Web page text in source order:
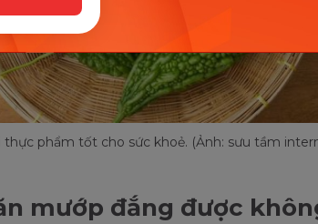
thực phẩm tốt cho sức khoẻ. (Ảnh: sưu tầm
mướp đắng được